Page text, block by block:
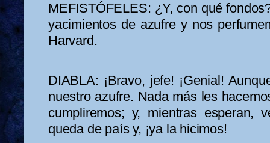
MEFISTÓFELES: ¿Y, con qué
yacimientos de azufre y nos
Harvard.
DIABLA: ¡Bravo, jefe! ¡Genial!
nuestro azufre. Nada más les
cumpliremos; y, mientras esperan,
queda de país y, ¡ya la hicimos!